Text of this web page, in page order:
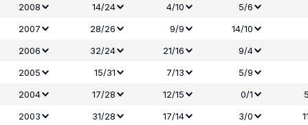
2008
14/24 4/10 5/6
2007
28/26 9/9 14/10
2006
32/24 21/16 9/4
2005
15/31 7/13 5/9
2004
17/28 12/15 0/1
2003
31/28 17/14 3/0